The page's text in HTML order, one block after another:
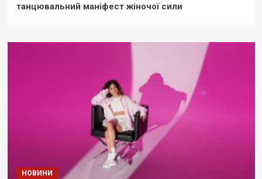
танцювальний маніфест жіночої сили
НОВИНИ